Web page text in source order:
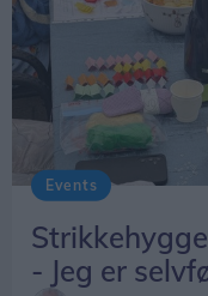
Events
- Jeg er